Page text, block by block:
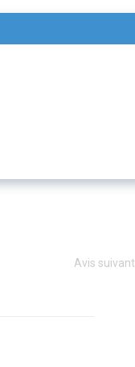
Avis suivant